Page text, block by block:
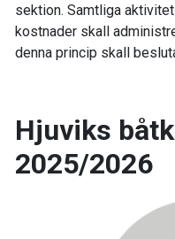
sektion. Samtliga
kostnader skall
denna princip skall
Hjuviks
2025/2026